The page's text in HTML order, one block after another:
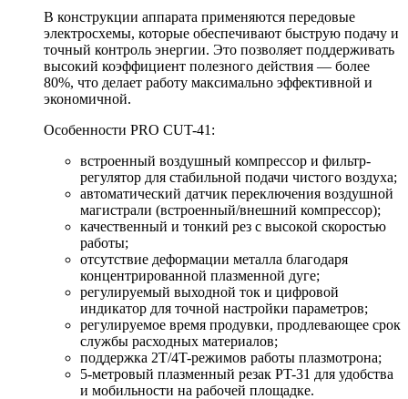
В конструкции аппарата применяются передовые
электросхемы, которые обеспечивают быструю подачу и
точный контроль энергии. Это позволяет поддерживать
высокий коэффициент полезного действия — более
80%, что делает работу максимально эффективной и
экономичной.
Особенности PRO CUT-41:
встроенный воздушный компрессор и фильтр-
регулятор для стабильной подачи чистого воздуха;
автоматический датчик переключения воздушной
магистрали (встроенный/внешний компрессор);
качественный и тонкий рез с высокой скоростью
работы;
отсутствие деформации металла благодаря
концентрированной плазменной дуге;
регулируемый выходной ток и цифровой
индикатор для точной настройки параметров;
регулируемое время продувки, продлевающее срок
службы расходных материалов;
поддержка 2T/4T-режимов работы плазмотрона;
5-метровый плазменный резак PT-31 для удобства
и мобильности на рабочей площадке.